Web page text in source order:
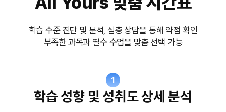
학습 수준 진단 및 분석, 심층 상담을 통해 약점 확인
부족한 과목과 필수 수업을 맞춤 선택 가능
1
학습 성향 및 성취도 상세 분석